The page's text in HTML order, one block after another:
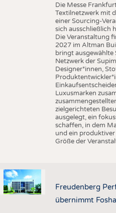
Die Messe
Textilnetzwerk mit
einer Sourcing-
sich ausschließlich
Die Veranstaltung
2027 im Altman
bringt ausgewählte
Netzwerk der
Designer*innen,
Luxusmarken
zielgerichteten
ausgelegt, ein
schaffen, in dem
und ein
Größe der
Freudenberg
übernimmt